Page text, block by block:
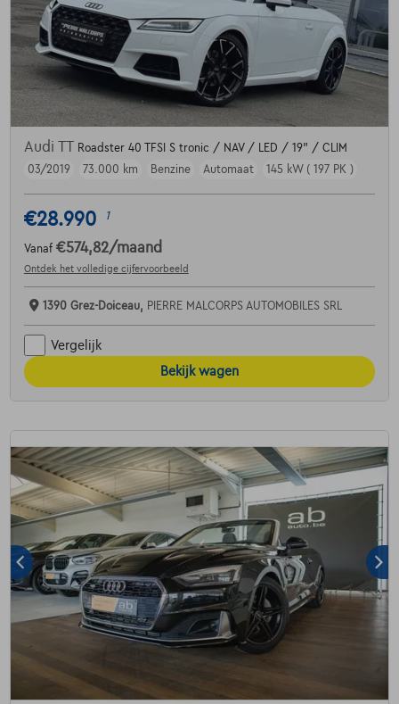
Audi TT
Roadster 40 TFSI S tronic / NAV / LED / 19" / CLIM
03/2019
73.000 km Benzine Automaat 145 kW ( 197 PK )
€28.990 1
Vanaf €574,82/maand
Ontdek het volledige cijfervoorbeeld
1390 Grez-Doiceau, PIERRE MALCORPS AUTOMOBILES SRL
Vergelijk
Bekijk wagen